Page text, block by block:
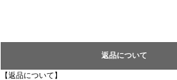
返品について
【返品について】